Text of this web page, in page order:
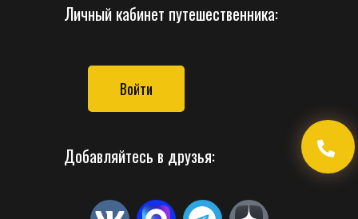
Личный кабинет путешественника:
Войти
Добавляйтесь в друзья: